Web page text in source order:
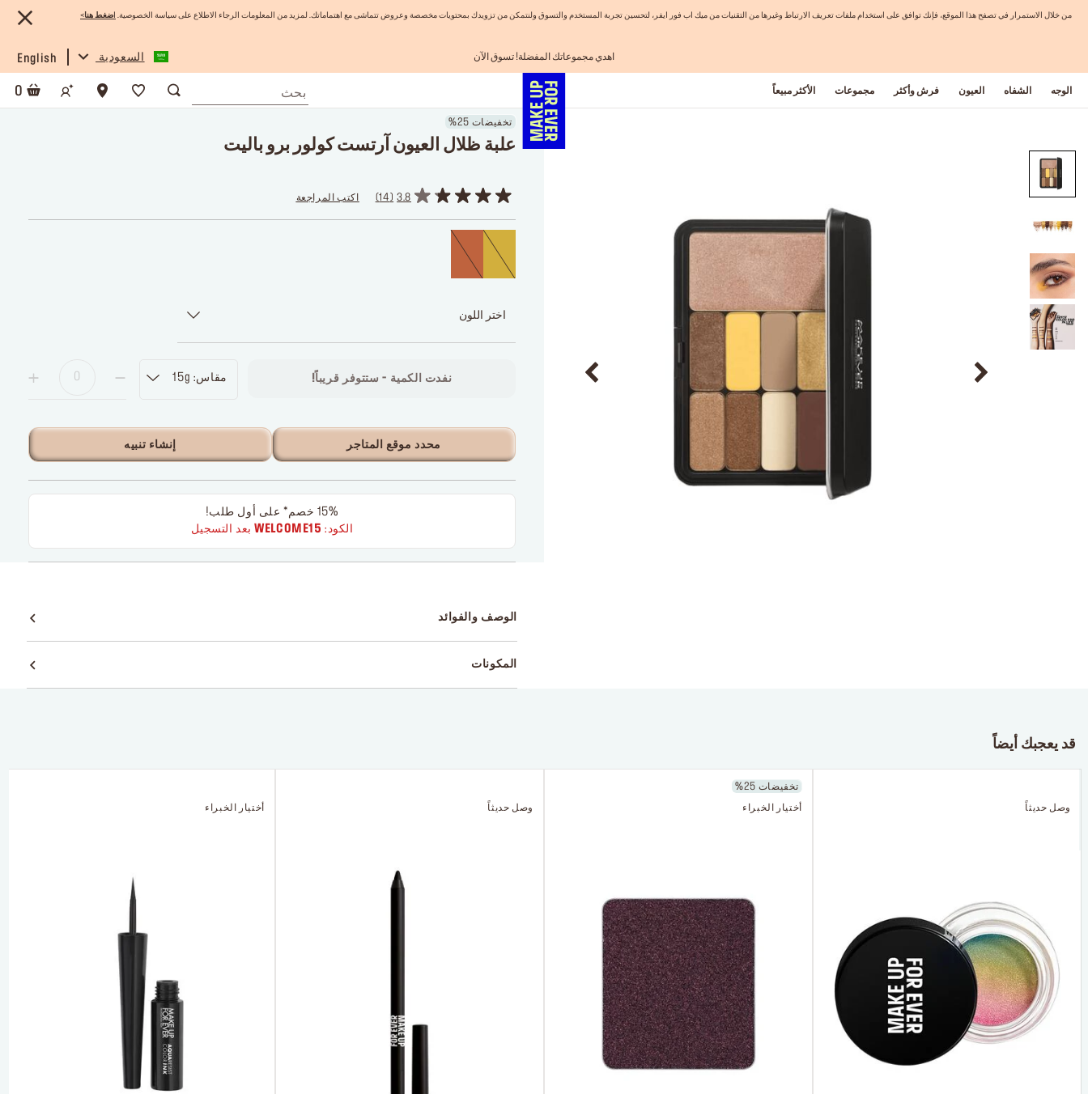
من خلال الاستمرار في تصفح هذا الموقع، فإنك توافق على استخدام ملفات تعريف الارتباط وغيرها من التقنيات من ميك اب فور ايفر، لتحسين تجربة المستخدم والتسوق ولنتمكن من تزويدك بمحتويات مخصصة وعروض تتماشى مع اهتماماتك. لمزيد من المعلومات الرجاء الاطلاع على سياسة الخصوصية. ضغط هنا >
شحن مجاني لجميع الطلبات
تسوق الآن و ادفع لاحقاً مع تابي
اهدي مجموعاتك المفضلة! تسوق الآن
الفرصة الأخيرة: خصم 25% على خطوط مختارة
السعودية English
الوجه الشفاه العيون فرش وأكثر مجموعات الأكثر مبيعاً 0
تخفيضات 25%
علبة ظلال العيون آرتست كولور برو باليت
3.8
14 اكتب المراجعة
اختر اللون
مقاس: 15g نفدت الكمية - ستتوفر قريباً!
محدد موقع المتاجر إنشاء تنبيه
15% خصم* على أول طلب!
الكود: WELCOME15بعد التسجيل
الوصف والفوائد
المكونات
قد يعجبك أيضاً
أختيار الخبراء وصل حديثاً
تخفيضات 25%
أختيار الخبراء وصل حديثاً